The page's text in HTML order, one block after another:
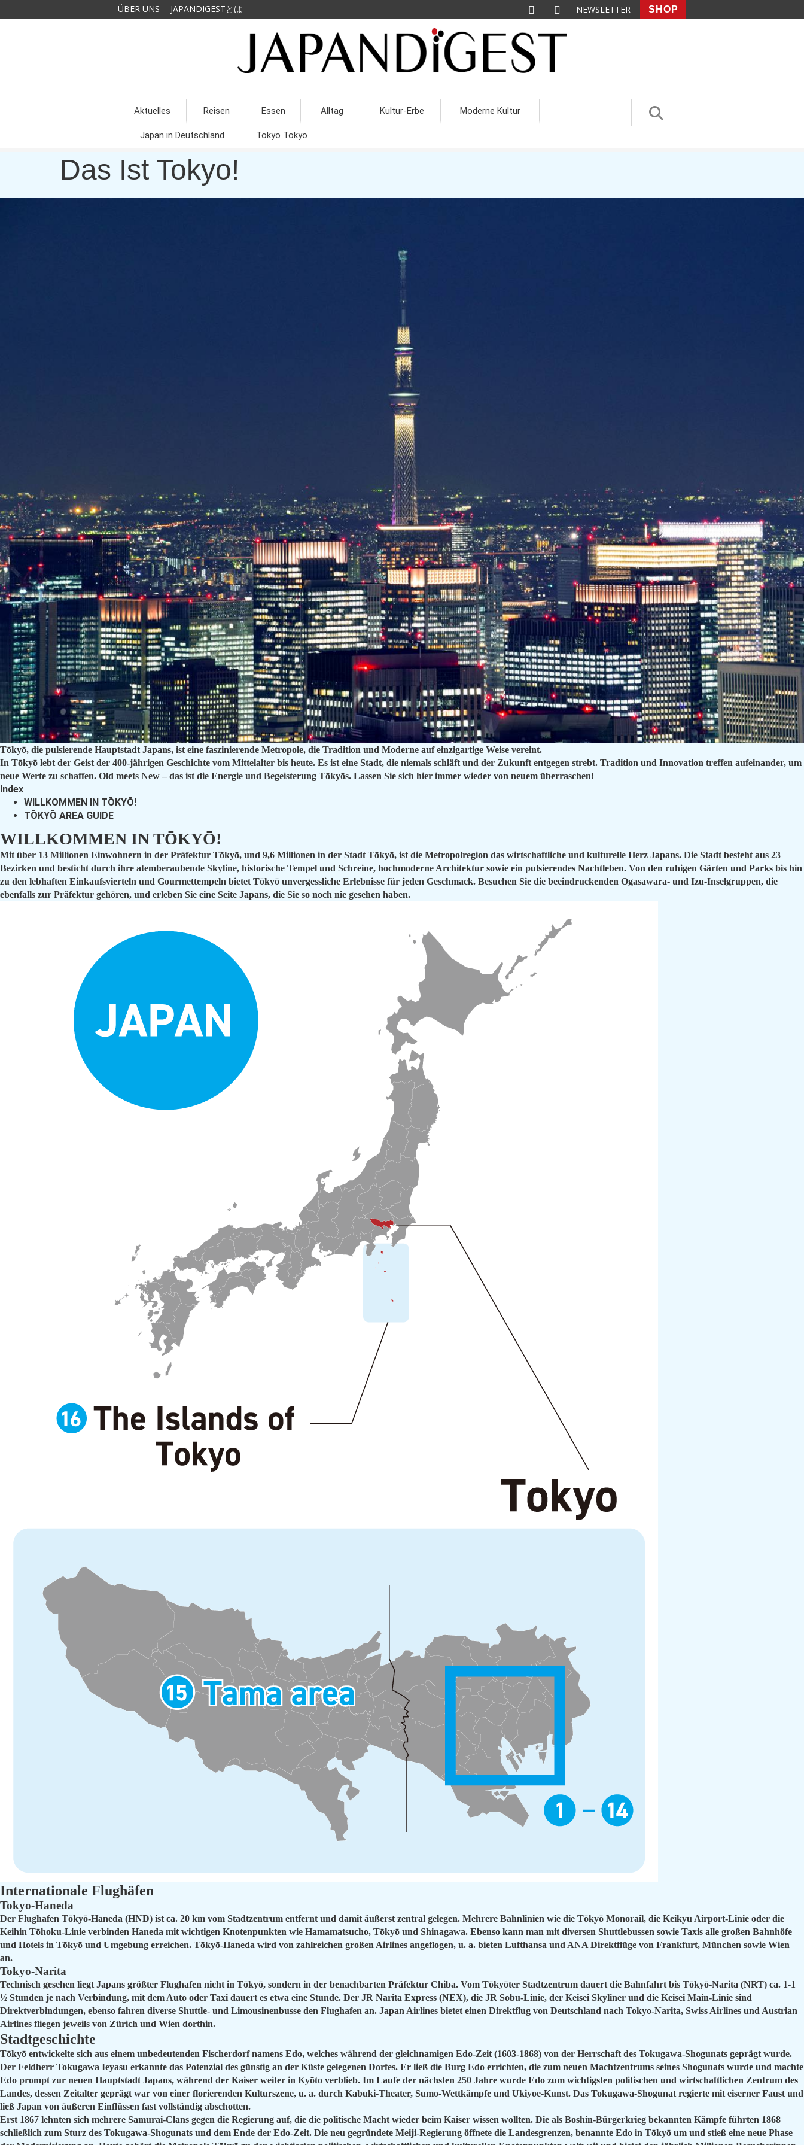
ÜBER UNS JAPANDIGESTとは NEWSLETTER SHOP
Aktuelles Reisen Essen Alltag Kultur-Erbe Moderne Kultur
Japan in Deutschland Tokyo Tokyo
Das Ist Tokyo!
Tōkyō, die pulsierende Hauptstadt Japans, ist eine faszinierende Metropole, die Tradition und Moderne auf einzigartige Weise vereint.
In Tōkyō lebt der Geist der 400-jährigen Geschichte vom Mittelalter bis heute. Es ist eine Stadt, die niemals schläft und der Zukunft entgegen strebt. Tradition und Innovation treffen aufeinander, um
neue Werte zu schaffen. Old meets New – das ist die Energie und Begeisterung Tōkyōs. Lassen Sie sich hier immer wieder von neuem überraschen!
Index
WILLKOMMEN IN TŌKYŌ!
TŌKYŌ AREA GUIDE
WILLKOMMEN IN TŌKYŌ!
Mit über 13 Millionen Einwohnern in der Präfektur Tōkyō, und 9,6 Millionen in der Stadt Tōkyō, ist die Metropolregion das wirtschaftliche und kulturelle Herz Japans. Die Stadt besteht aus 23
Bezirken und besticht durch ihre atemberaubende Skyline, historische Tempel und Schreine, hochmoderne Architektur sowie ein pulsierendes Nachtleben. Von den ruhigen Gärten und Parks bis hin
zu den lebhaften Einkaufsvierteln und Gourmettempeln bietet Tōkyō unvergessliche Erlebnisse für jeden Geschmack. Besuchen Sie die beeindruckenden Ogasawara- und Izu-Inselgruppen, die
ebenfalls zur Präfektur gehören, und erleben Sie eine Seite Japans, die Sie so noch nie gesehen haben.
Internationale Flughäfen
Tokyo-Haneda
Der Flughafen Tōkyō-Haneda (HND) ist ca. 20 km vom Stadtzentrum entfernt und damit äußerst zentral gelegen. Mehrere Bahnlinien wie die Tōkyō Monorail, die Keikyu Airport-Linie oder die
Keihin Tōhoku-Linie verbinden Haneda mit wichtigen Knotenpunkten wie Hamamatsucho, Tōkyō und Shinagawa. Ebenso kann man mit diversen Shuttlebussen sowie Taxis alle großen Bahnhöfe
und Hotels in Tōkyō und Umgebung erreichen. Tōkyō-Haneda wird von zahlreichen großen Airlines angeflogen, u. a. bieten Lufthansa und ANA Direktflüge von Frankfurt, München sowie Wien
an.
Tokyo-Narita
Technisch gesehen liegt Japans größter Flughafen nicht in Tōkyō, sondern in der benachbarten Präfektur Chiba. Vom Tōkyōter Stadtzentrum dauert die Bahnfahrt bis Tōkyō-Narita (NRT) ca. 1-1
½ Stunden je nach Verbindung, mit dem Auto oder Taxi dauert es etwa eine Stunde. Der JR Narita Express (NEX), die JR Sobu-Linie, der Keisei Skyliner und die Keisei Main-Linie sind
Direktverbindungen, ebenso fahren diverse Shuttle- und Limousinenbusse den Flughafen an. Japan Airlines bietet einen Direktflug von Deutschland nach Tokyo-Narita, Swiss Airlines und Austrian
Airlines fliegen jeweils von Zürich und Wien dorthin.
Stadtgeschichte
Tōkyō entwickelte sich aus einem unbedeutenden Fischerdorf namens Edo, welches während der gleichnamigen Edo-Zeit (1603-1868) von der Herrschaft des Tokugawa-Shogunats geprägt wurde.
Der Feldherr Tokugawa Ieyasu erkannte das Potenzial des günstig an der Küste gelegenen Dorfes. Er ließ die Burg Edo errichten, die zum neuen Machtzentrums seines Shogunats wurde und machte
Edo prompt zur neuen Hauptstadt Japans, während der Kaiser weiter in Kyōto verblieb. Im Laufe der nächsten 250 Jahre wurde Edo zum wichtigsten politischen und wirtschaftlichen Zentrum des
Landes, dessen Zeitalter geprägt war von einer florierenden Kulturszene, u. a. durch Kabuki-Theater, Sumo-Wettkämpfe und Ukiyoe-Kunst. Das Tokugawa-Shogunat regierte mit eiserner Faust und
ließ Japan von äußeren Einflüssen fast vollständig abschotten.
Erst 1867 lehnten sich mehrere Samurai-Clans gegen die Regierung auf, die die politische Macht wieder beim Kaiser wissen wollten. Die als Boshin-Bürgerkrieg bekannten Kämpfe führten 1868
schließlich zum Sturz des Tokugawa-Shogunats und dem Ende der Edo-Zeit. Die neu gegründete Meiji-Regierung öffnete die Landesgrenzen, benannte Edo in Tōkyō um und stieß eine neue Phase